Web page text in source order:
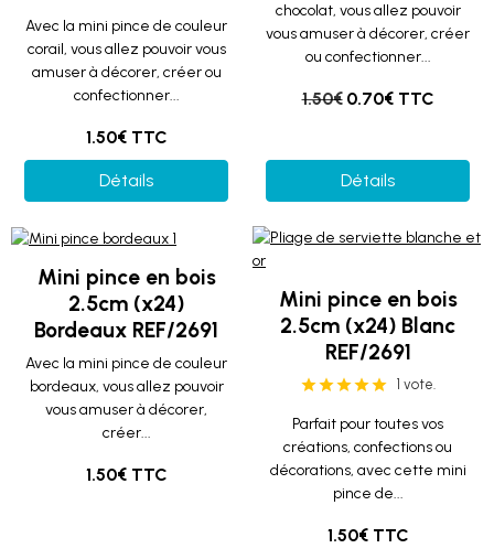
Avec la mini pince de couleur
corail, vous allez pouvoir vous
amuser à décorer, créer ou
confectionner...
1.50€ TTC
Détails
chocolat, vous allez pouvoir
vous amuser à décorer, créer
ou confectionner...
1.50€ 0.70€ TTC
Détails
Mini pince en bois
2.5cm (x24)
Bordeaux REF/2691
Avec la mini pince de couleur
bordeaux, vous allez pouvoir
vous amuser à décorer,
créer...
1.50€ TTC
Mini pince en bois
2.5cm (x24) Blanc
REF/2691
1 vote.
Parfait pour toutes vos
créations, confections ou
décorations, avec cette mini
pince de...
1.50€ TTC